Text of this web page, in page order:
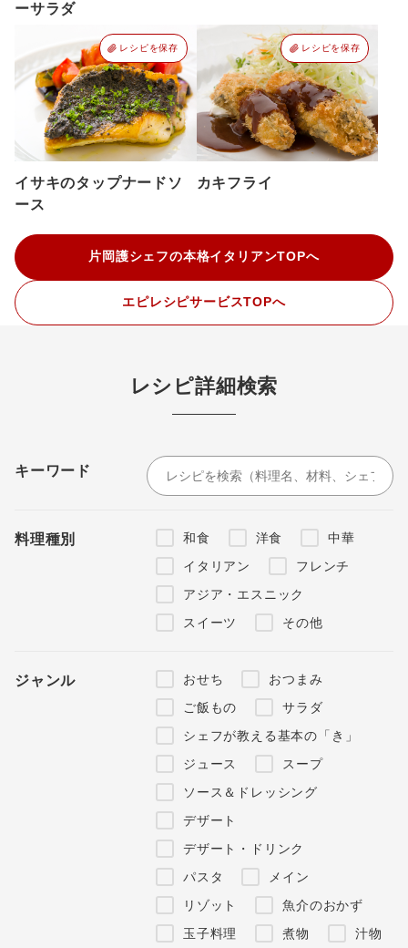
ーサラダ
レシピを保存
イサキのタップナードソ
ース
レシピを保存
カキフライ
片岡護シェフの本格イタリアンTOPへ
エピレシピサービスTOPへ
レシピ詳細検索
キーワード
料理種別 和食 洋食
中華
イタリアン
フレンチ
アジア・エスニック
スイーツ
その他
ジャンル おせち
おつまみ
ご飯もの
サラダ
シェフが教える基本の「き」
ジュース
スープ
ソース＆ドレッシング
デザート
デザート・ドリンク
パスタ
メイン
リゾット
魚介のおかず
玉子料理
煮物
汁物